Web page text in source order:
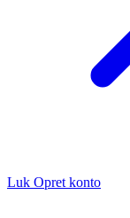
Luk Opret konto